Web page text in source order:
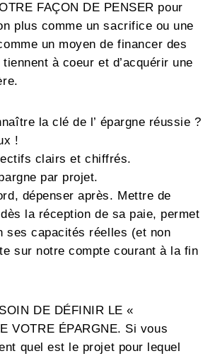
FAÇON DE PENSER pour
plus comme un sacrifice ou une
un moyen de financer des
à coeur et d’acquérir une
la clé de l’ épargne réussie ?
!
clairs et chiffrés.
par projet.
dépenser après. Mettre de
la réception de sa paie, permet
ses capacités réelles (et non
sur notre compte courant à la fin
DE DÉFINIR LE «
VOTRE ÉPARGNE. Si vous
quel est le projet pour lequel